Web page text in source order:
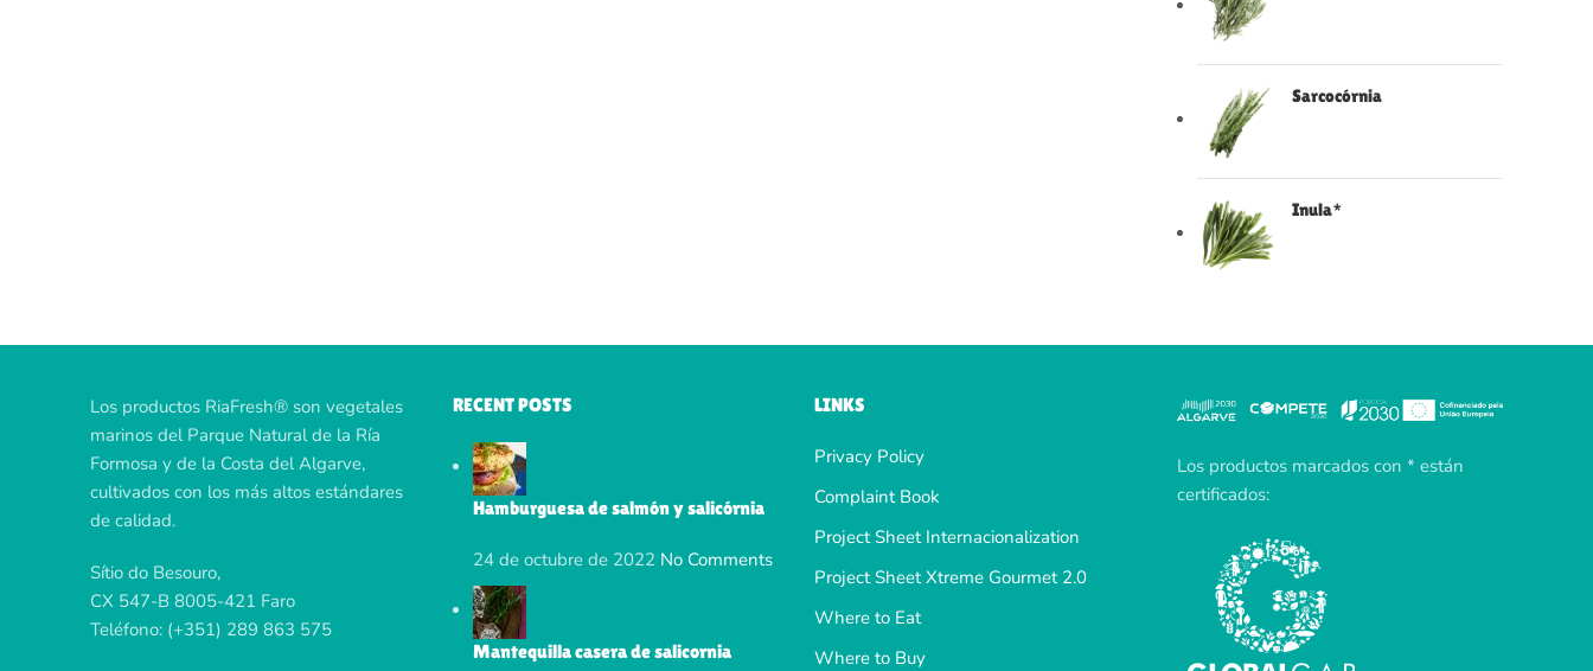
Sarcocórnia
Inula*
Los productos RiaFresh® son vegetales
marinos del Parque Natural de la Ría
Formosa y de la Costa del Algarve,
cultivados con los más altos estándares
de calidad.
Sítio do Besouro,
CX 547-B 8005-421 Faro
Teléfono: (+351) 289 863 575
RECENT POSTS
Hamburguesa de salmón y salicórnia
24 de octubre de 2022 No Comments
Mantequilla casera de salicornia
LINKS
Privacy Policy
Complaint Book
Project Sheet Internacionalization
Project Sheet Xtreme Gourmet 2.0
Where to Eat
Where to Buy
Los productos marcados con * están
certificados: